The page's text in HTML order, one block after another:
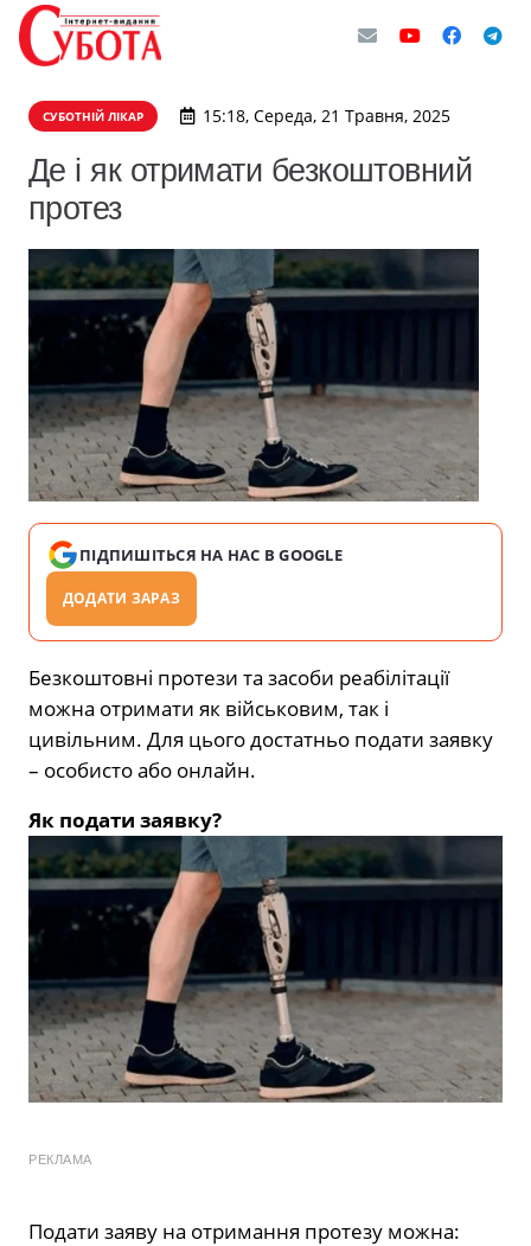
СУБОТНІЙ ЛІКАР 15:18, Середа, 21 Травня, 2025
Де і як отримати безкоштовний
протез
ПІДПИШІТЬСЯ НА НАС В GOOGLE
ДОДАТИ ЗАРАЗ
Безкоштовні протези та засоби реабілітації
можна отримати як військовим, так і
цивільним. Для цього достатньо подати заявку
– особисто або онлайн.
Як подати заявку?
РЕКЛАМА
Подати заяву на отримання протезу можна: